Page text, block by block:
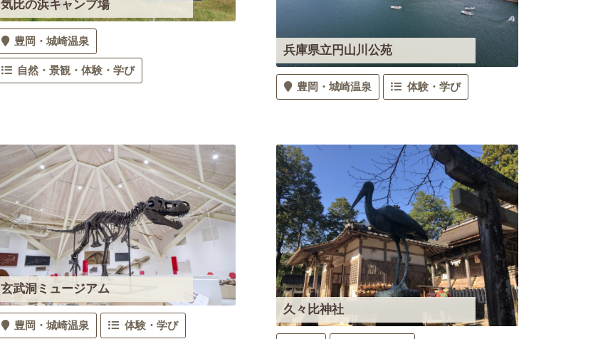
気比の浜キャンプ場
豊岡 城崎温泉
自然・景観 体験・学び
兵庫県立円山川公苑
豊岡 城崎温泉 体験・学び
玄武洞ミュージアム
豊岡 城崎温泉 体験・学び
久々比神社